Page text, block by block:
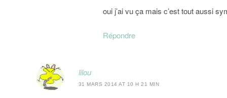
oui j’ai vu ça mais c’est tout aussi
Répondre
lilou
31 MARS 2014 AT 10 H 21 MIN